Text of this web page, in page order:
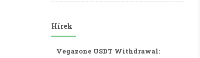
Hírek
Vegazone USDT Withdrawal: